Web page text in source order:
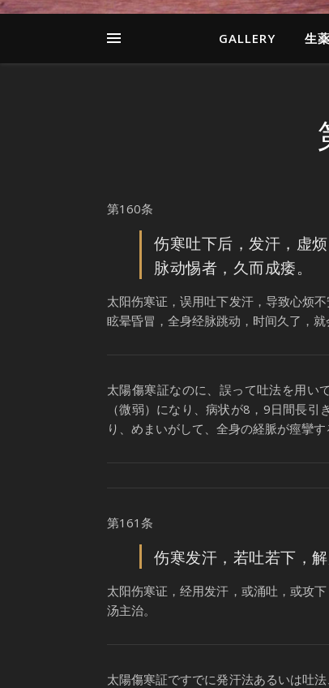
GALLERY 生
第160条
伤寒吐下后，发汗，虚
脉动惕者，久而成痿。
太阳伤寒证，误用吐下发汗，导致心烦
眩晕昏冒，全身经脉跳动，时间久了，就
太陽傷寒証なのに、誤って吐法を用い
（微弱）になり、病状が8，9日間長
り、めまいがして、全身の経脈が痙攣
第161条
伤寒发汗，若吐若下，
太阳伤寒证，经用发汗，或涌吐，或攻
汤主治。
太陽傷寒証ですでに発汗法あるいは吐